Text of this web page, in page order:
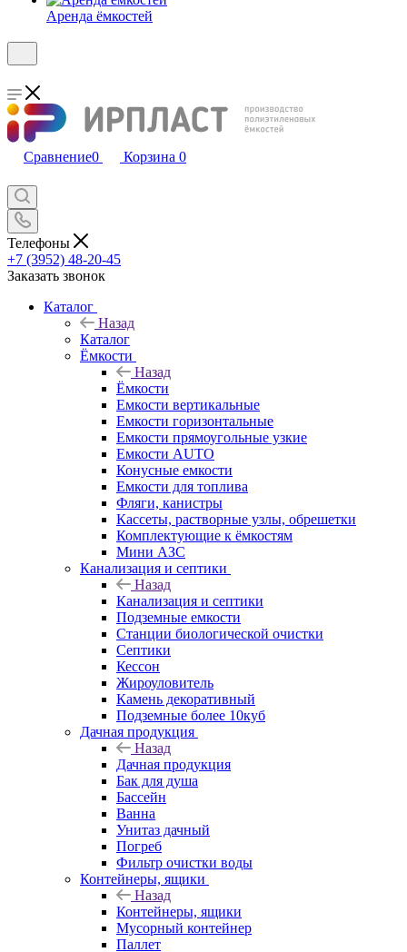
Аренда ёмкостей
Сравнение0 Корзина 0
Телефоны
+7 (3952) 48-20-45
Заказать звонок
Каталог
Назад
Каталог
Ёмкости
Назад
Ёмкости
Емкости вертикальные
Емкости горизонтальные
Емкости прямоугольные узкие
Емкости АUТО
Конусные емкости
Емкости для топлива
Фляги, канистры
Кассеты, растворные узлы, обрешетки
Комплектующие к ёмкостям
Мини АЗС
Канализация и септики
Назад
Канализация и септики
Подземные емкости
Станции биологической очистки
Септики
Кессон
Жироуловитель
Камень декоративный
Подземные более 10куб
Дачная продукция
Назад
Дачная продукция
Бак для душа
Бассейн
Ванна
Унитаз дачный
Погреб
Фильтр очистки воды
Контейнеры, ящики
Назад
Контейнеры, ящики
Мусорный контейнер
Паллет